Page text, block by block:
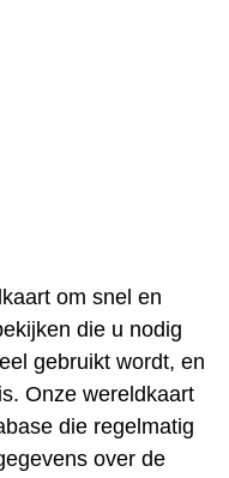
om snel en
die u nodig
gebruikt wordt, en
Onze wereldkaart
die regelmatig
over de